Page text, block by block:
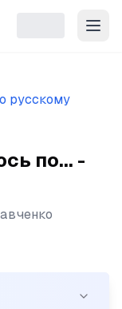
русскому
по... -
травяным,